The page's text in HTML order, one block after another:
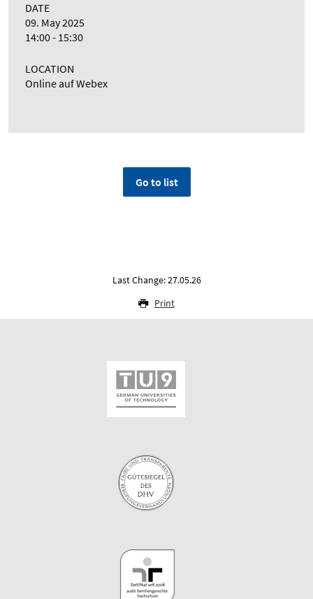
DATE
09. May 2025
14:00 - 15:30
LOCATION
Online auf Webex
Go to list
Last Change: 27.05.26
Print